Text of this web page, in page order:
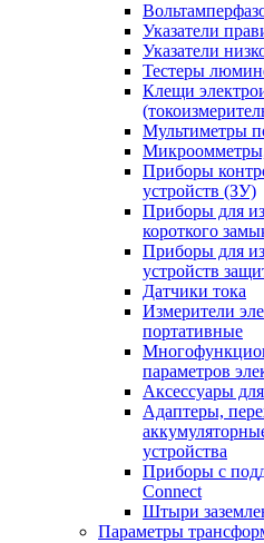
Указатели
Указатели
Тестеры
Клещи
Мультиметры
Приборы
устройств (ЗУ)
Приборы для
короткого
Приборы для
устройств
Датчики тока
Измерители
портативные
параметров
Аксессуары
Адаптеры,
устройства
Приборы с
Connect
Штыри
Параметры